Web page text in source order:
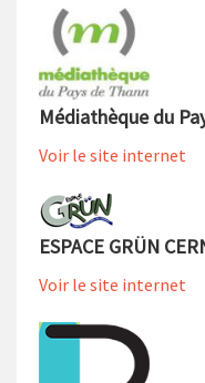
Médiathèque du
Voir le site internet
ESPACE GRÜN
Voir le site internet